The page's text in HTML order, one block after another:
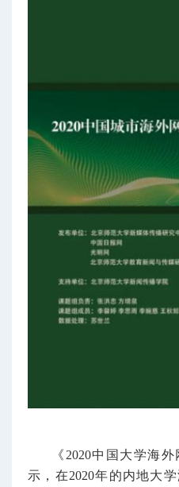
《2020中国大学海
示，在2020年的内地大